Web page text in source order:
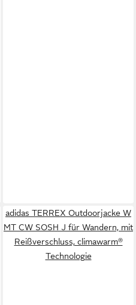
adidas TERREX Outdoorjacke W
MT CW SOSH J für Wandern, mit
Reißverschluss, climawarm®
Technologie